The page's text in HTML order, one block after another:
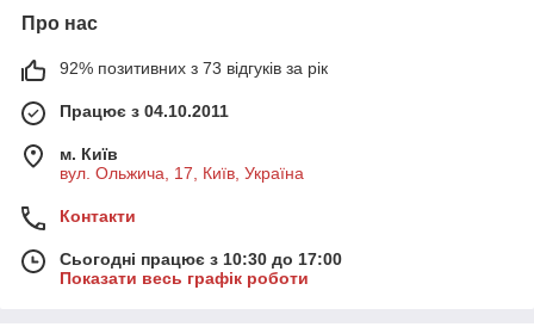
Про нас
92% позитивних з 73 відгуків за рік
Працює з 04.10.2011
м. Київ
вул. Ольжича, 17, Київ, Україна
Контакти
Сьогодні працює з 10:30 до 17:00
Показати весь графік роботи